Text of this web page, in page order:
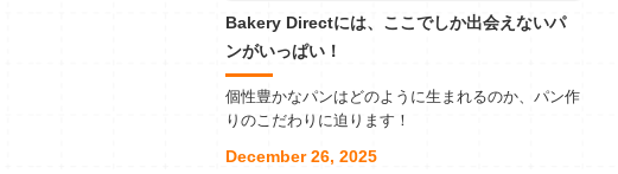
Bakery Directには、ここでしか出会えないパ
ンがいっぱい！
個性豊かなパンはどのように生まれるのか、パン作
りのこだわりに迫ります！
December 26, 2025